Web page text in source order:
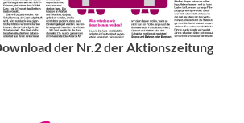
der Nr.2 der Aktionszeitung